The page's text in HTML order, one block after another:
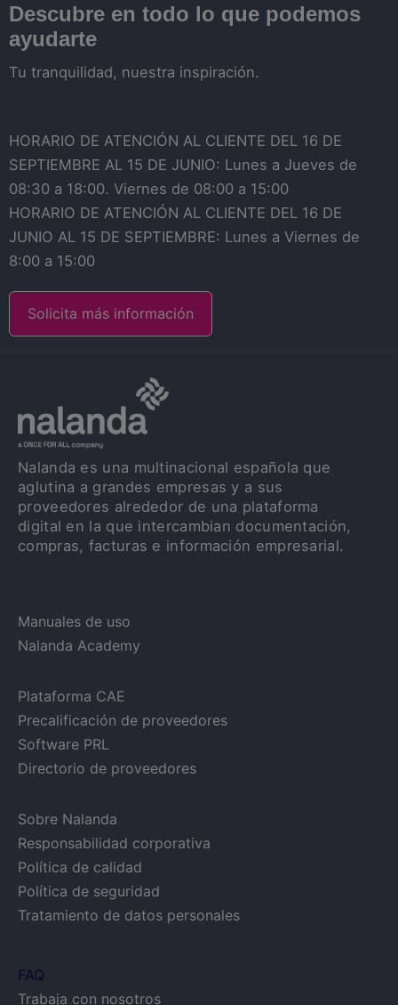
Descubre en todo lo que podemos
ayudarte
Tu tranquilidad, nuestra inspiración.
HORARIO DE ATENCIÓN AL CLIENTE DEL 16 DE
SEPTIEMBRE AL 15 DE JUNIO: Lunes a Jueves de
08:30 a 18:00. Viernes de 08:00 a 15:00
HORARIO DE ATENCIÓN AL CLIENTE DEL 16 DE
JUNIO AL 15 DE SEPTIEMBRE: Lunes a Viernes de
8:00 a 15:00
Solicita más información
Nalanda es una multinacional española que
aglutina a grandes empresas y a sus
proveedores alrededor de una plataforma
digital en la que intercambian documentación,
compras, facturas e información empresarial.
Manuales de uso
Nalanda Academy
Plataforma CAE
Precalificación de proveedores
Software PRL
Directorio de proveedores
Sobre Nalanda
Responsabilidad corporativa
Política de calidad
Política de seguridad
Tratamiento de datos personales
FAQ
Trabaja con nosotros